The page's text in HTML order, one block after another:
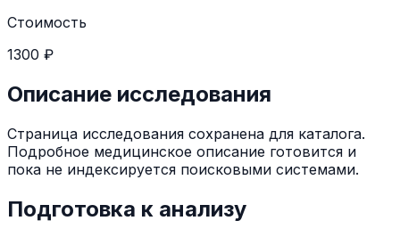
Стоимость
1300 ₽
Описание исследования
Страница исследования сохранена для каталога.
Подробное медицинское описание готовится и
пока не индексируется поисковыми системами.
Подготовка к анализу